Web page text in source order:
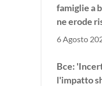
famiglie a
ne erode
6 Agosto
Bce:
l'impatto